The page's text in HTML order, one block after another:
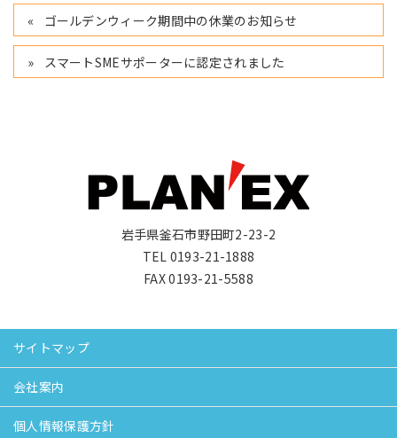
ゴールデンウィーク期間中の休業のお知らせ
スマートSMEサポーターに認定されました
岩手県釜石市野田町2-23-2
TEL 0193-21-1888
FAX 0193-21-5588
サイトマップ
会社案内
個人情報保護方針